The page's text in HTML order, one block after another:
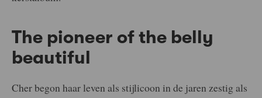
The pioneer of the belly
beautiful
Cher begon haar leven als stijlicoon in de jaren zestig als